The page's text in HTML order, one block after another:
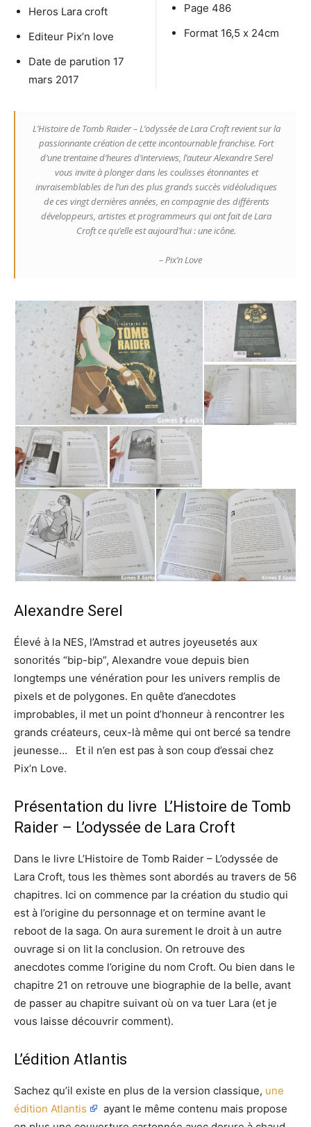
Heros Lara croft
Editeur Pix’n love
Date de parution 17
mars 2017
Page 486
Format 16,5 x 24cm
L’Histoire de Tomb Raider – L’odyssée de Lara Croft revient sur la
passionnante création de cette incontournable franchise. Fort
d’une trentaine d’heures d’interviews, l’auteur Alexandre Serel
vous invite à plonger dans les coulisses étonnantes et
invraisemblables de l’un des plus grands succès vidéoludiques
de ces vingt dernières années, en compagnie des différents
développeurs, artistes et programmeurs qui ont fait de Lara
Croft ce qu’elle est aujourd’hui : une icône.
– Pix’n Love
Alexandre Serel
Élevé à la NES, l’Amstrad et autres joyeusetés aux
sonorités “bip-bip”, Alexandre voue depuis bien
longtemps une vénération pour les univers remplis de
pixels et de polygones. En quête d’anecdotes
improbables, il met un point d’honneur à rencontrer les
grands créateurs, ceux-là même qui ont bercé sa tendre
jeunesse… Et il n’en est pas à son coup d’essai chez
Pix’n Love.
Présentation du livre L’Histoire de Tomb
Raider – L’odyssée de Lara Croft
Dans le livre L’Histoire de Tomb Raider – L’odyssée de
Lara Croft, tous les thèmes sont abordés au travers de 56
chapitres. Ici on commence par la création du studio qui
est à l’origine du personnage et on termine avant le
reboot de la saga. On aura surement le droit à un autre
ouvrage si on lit la conclusion. On retrouve des
anecdotes comme l’origine du nom Croft. Ou bien dans le
chapitre 21 on retrouve une biographie de la belle, avant
de passer au chapitre suivant où on va tuer Lara (et je
vous laisse découvrir comment).
L’édition Atlantis
Sachez qu’il existe en plus de la version classique, une
édition Atlantis
ayant le même contenu mais propose